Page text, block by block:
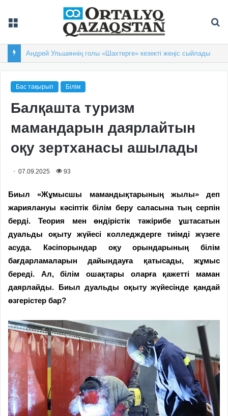
Балқашта облыстық «Арай-2026» XIX спартакиадасы басталды
Бас тақырып Білім
Балқашта туризм
мамандарын даярлайтын
оқу зертханасы ашылады
07.09.2025 93
Биыл «Жұмысшы мамандықтарының жылы» деп
жариялануы кәсіптік білім беру саласына тың серпін
берді. Теория мен өндірістік тәжірибе ұштасатын
дуальды оқыту жүйесі колледждерге тиімді жүзеге
асуда. Кәсіпорындар оқу орындарының білім
бағдарламаларын дайындауға қатысады, жұмыс
береді. Ал, білім ошақтары оларға қажетті маман
даярлайды. Биыл дуальды оқыту жүйесінде қандай
өзгерістер бар?